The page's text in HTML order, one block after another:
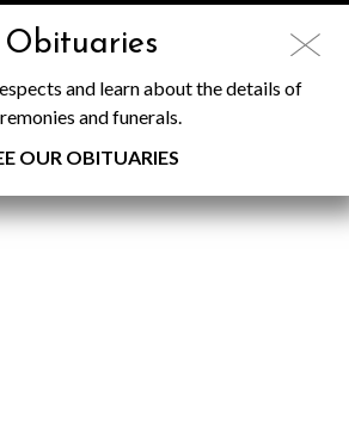
Obituaries
and learn about the details of
and funerals.
OUR OBITUARIES